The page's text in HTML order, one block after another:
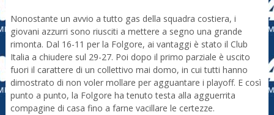
Nonostante un avvio a tutto gas della squadra costiera, i
giovani azzurri sono riusciti a mettere a segno una grande
rimonta. Dal 16-11 per la Folgore, ai vantaggi è stato il Club
Italia a chiudere sul 29-27. Poi dopo il primo parziale è uscito
fuori il carattere di un collettivo mai domo, in cui tutti hanno
dimostrato di non voler mollare per agguantare i playoff. E così
punto a punto, la Folgore ha tenuto testa alla agguerrita
compagine di casa fino a farne vacillare le certezze.